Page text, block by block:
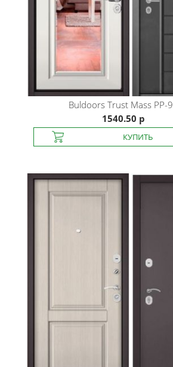
Buldoors Trust Mass PP-9
1540.50 р